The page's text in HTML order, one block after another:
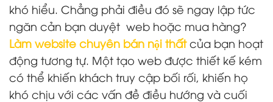
khó hiểu. Chẳng phải điều đó sẽ ngay lập tức
ngăn cản bạn duyệt web hoặc mua hàng?
Làm website chuyên bán nội thất của bạn hoạt
động tương tự. Một tạo web được thiết kế kém
có thể khiến khách truy cập bối rối, khiến họ
khó chịu với các vấn đề điều hướng và cuối